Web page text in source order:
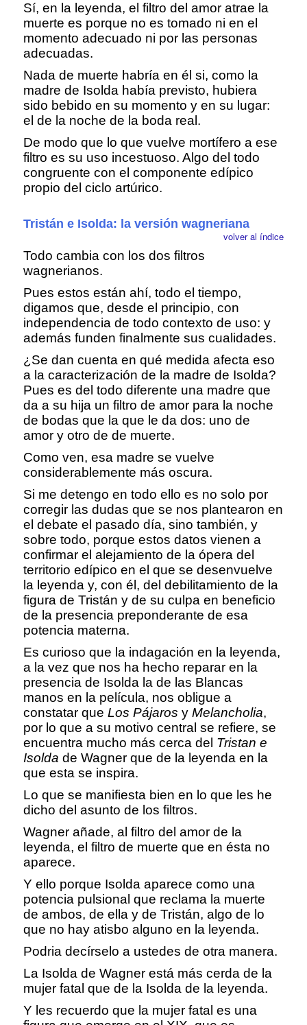
Sí, en la leyenda, el filtro del amor atrae la
muerte es porque no es tomado ni en el
momento adecuado ni por las personas
adecuadas.
Nada de muerte habría en él si, como la
madre de Isolda había previsto, hubiera
sido bebido en su momento y en su lugar:
el de la noche de la boda real.
De modo que lo que vuelve mortífero a ese
filtro es su uso incestuoso. Algo del todo
congruente con el componente edípico
propio del ciclo artúrico.
Tristán e Isolda: la versión wagneriana
volver al índice
Todo cambia con los dos filtros
wagnerianos.
Pues estos están ahí, todo el tiempo,
digamos que, desde el principio, con
independencia de todo contexto de uso: y
además funden finalmente sus cualidades.
¿Se dan cuenta en qué medida afecta eso
a la caracterización de la madre de Isolda?
Pues es del todo diferente una madre que
da a su hija un filtro de amor para la noche
de bodas que la que le da dos: uno de
amor y otro de de muerte.
Como ven, esa madre se vuelve
considerablemente más oscura.
Si me detengo en todo ello es no solo por
corregir las dudas que se nos plantearon en
el debate el pasado día, sino también, y
sobre todo, porque estos datos vienen a
confirmar el alejamiento de la ópera del
territorio edípico en el que se desenvuelve
la leyenda y, con él, del debilitamiento de la
figura de Tristán y de su culpa en beneficio
de la presencia preponderante de esa
potencia materna.
Es curioso que la indagación en la leyenda,
a la vez que nos ha hecho reparar en la
presencia de Isolda la de las Blancas
manos en la película, nos obligue a
constatar queLos PájarosyMelancholia,
por lo que a su motivo central se refiere, se
encuentra mucho más cerca del Tristan e
Isoldade Wagner que de la leyenda en la
que esta se inspira.
Lo que se manifiesta bien en lo que les he
dicho del asunto de los filtros.
Wagner añade, al filtro del amor de la
leyenda, el filtro de muerte que en ésta no
aparece.
Y ello porque Isolda aparece como una
potencia pulsional que reclama la muerte
de ambos, de ella y de Tristán, algo de lo
que no hay atisbo alguno en la leyenda.
Podria decírselo a ustedes de otra manera.
La Isolda de Wagner está más cerda de la
mujer fatal que de la Isolda de la leyenda.
Y les recuerdo que la mujer fatal es una